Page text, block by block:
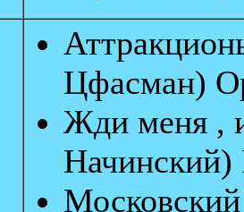
Цфасман)
Жди меня ,
Начинский)